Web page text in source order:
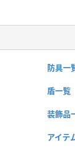
防具一
盾一覧
装飾品
アイテ